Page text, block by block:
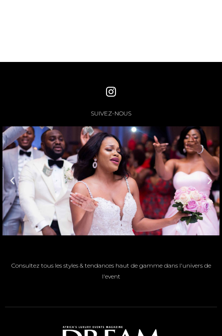
SUIVEZ-NOUS
Consultez tous les styles & tendances haut de gamme dans l'univers de
l'event